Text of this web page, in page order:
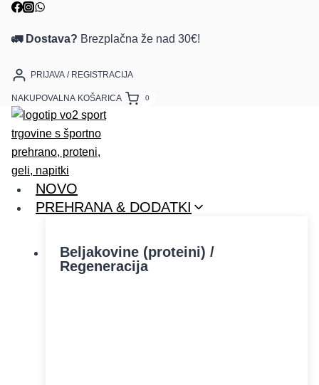
🚛 Dostava? Brezplačna že nad 30€!
PRIJAVA / REGISTRACIJA
NAKUPOVALNA KOŠARICA 0
NOVO
PREHRANA & DODATKI
Beljakovine (proteini) /
Regeneracija